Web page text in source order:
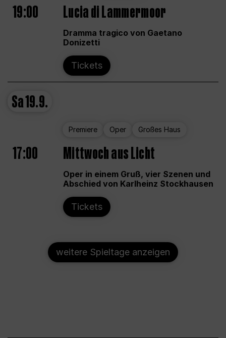
19:00 Lucia di Lammermoor
Dramma tragico von Gaetano
Donizetti
Tickets
Sa19.9.
Premiere Oper Großes Haus
17:00 Mittwoch aus Licht
Oper in einem Gruß, vier Szenen und
Abschied von Karlheinz Stockhausen
Tickets
weitere Spieltage anzeigen